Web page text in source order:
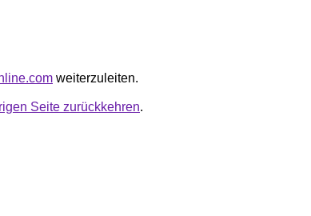
weiterzuleiten.
Seite zurückkehren.